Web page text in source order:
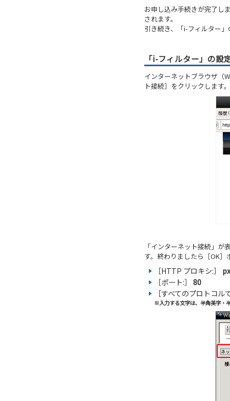
お申し込み手続きが完了し
されます。
引き続き、「i-フィルター
「i-フィルター」の設
インターネットブラウザ（
ト接続］をクリックします。
「インターネット接続」
す。終わりましたら［OK
［HTTP プロキシ:］
［ポート:］ 80
［すべてのプロトコ
※入力する文字は、半角英字・